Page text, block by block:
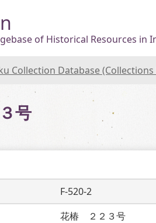
of Historical Resources in
Collection Database
号
F-520-2
花椿　２２３号